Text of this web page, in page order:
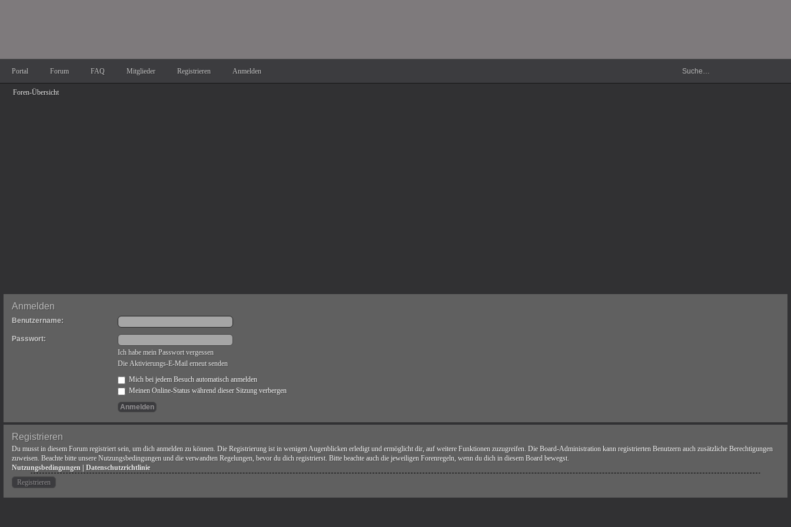
Portal Forum FAQ Mitglieder Registrieren Anmelden
Foren-Übersicht
Anmelden
Benutzername:
Passwort:
Ich habe mein Passwort vergessen
Die Aktivierungs-E-Mail erneut senden
Mich bei jedem Besuch automatisch anmelden
Meinen Online-Status während dieser Sitzung verbergen
Registrieren
Du musst in diesem Forum registriert sein, um dich anmelden zu können. Die Registrierung ist in wenigen Augenblicken erledigt und ermöglicht dir, auf weitere Funktionen zuzugreifen. Die Board-Administration kann registrierten Benutzern auch zusätzliche Berechtigungen
zuweisen. Beachte bitte unsere Nutzungsbedingungen und die verwandten Regelungen, bevor du dich registrierst. Bitte beachte auch die jeweiligen Forenregeln, wenn du dich in diesem Board bewegst.
Nutzungsbedingungen
Datenschutzrichtlinie
Registrieren